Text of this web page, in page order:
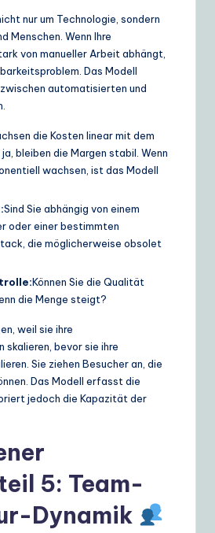
nur um Technologie, sondern
Menschen. Wenn Ihre
von manueller Arbeit abhängt,
Das Modell
automatisierten und
die Kosten linear mit dem
bleiben die Margen stabil. Wenn
wachsen, ist das Modell
Sind Sie abhängig von einem
oder einer bestimmten
die möglicherweise obsolet
Können Sie die Qualität
die Menge steigt?
weil sie ihre
bevor sie ihre
Sie ziehen Besucher an, die
Das Modell erfasst die
jedoch die Kapazität der
5: Team-
Dynamik